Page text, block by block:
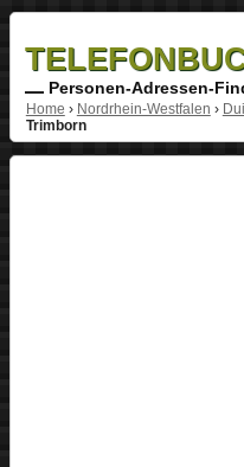
Personen-Adressen-
Home › Nordrhein-Westfalen ›
Trimborn